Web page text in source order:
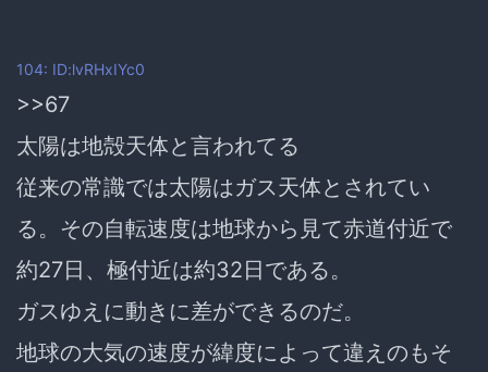
104: ID:lvRHxIYc0
>>67
太陽は地殻天体と言われてる
従来の常識では太陽はガス天体とされてい
る。その自転速度は地球から見て赤道付近で
約27日、極付近は約32日である。
ガスゆえに動きに差ができるのだ。
地球の大気の速度が緯度によって違えのもそ